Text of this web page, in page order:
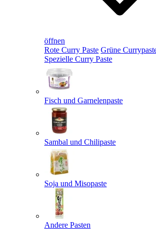
öffnen
Rote Curry Paste Grüne
Spezielle Curry Paste
Fisch und Garnelenpaste
Sambal und Chilipaste
Soja und Misopaste
Andere Pasten